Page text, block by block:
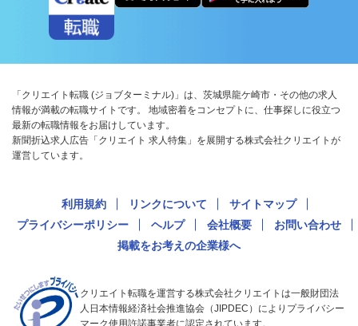
「クリエイト転職 (ジョブターミナル)」は、茨城県龍ケ崎市・その他の求人
情報が満載の転職サイトです。 地域密着をコンセプトに、仕事探しに役立つ
最新の転職情報をお届けしています。
新聞折込求人広告「クリエイト 求人特集」を展開する株式会社クリエイトが
運営しています。
利用規約 リンクについて
サイトマップ
プライバシーポリシー
ヘルプ 会社概要
お問い合わせ
掲載をお考えの企業様へ
クリエイト転職を運営する株式会社クリエイトは一般財団法
人日本情報経済社会推進協会（JIPDEC）によりプライバシー
マーク使用許諾事業者に認定されています。